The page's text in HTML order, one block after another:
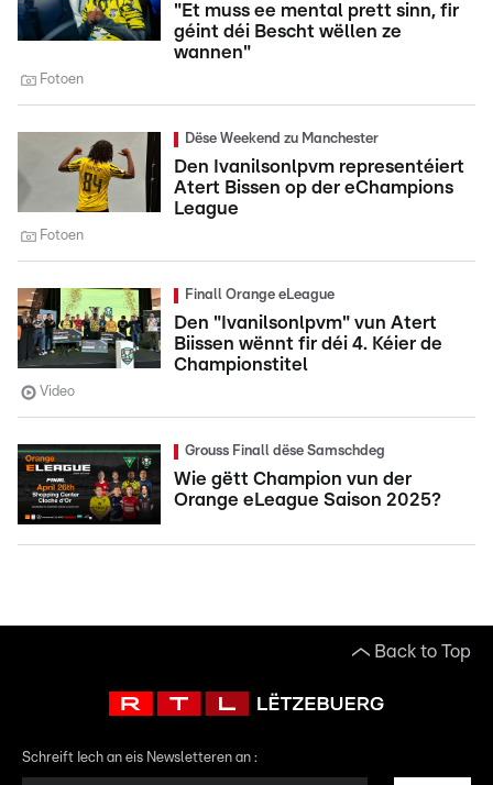
"Et muss ee mental prett sinn, fir
géint déi Bescht wëllen ze
wannen"
Fotoen
Dëse Weekend zu Manchester
Den Ivanilsonlpvm representéiert
Atert Bissen op der eChampions
League
Fotoen
Finall Orange eLeague
Den "Ivanilsonlpvm" vun Atert
Biissen wënnt fir déi 4. Kéier de
Championstitel
Video
Grouss Finall dëse Samschdeg
Wie gëtt Champion vun der
Orange eLeague Saison 2025?
Back to Top
Schreift Iech an eis Newsletteren an :